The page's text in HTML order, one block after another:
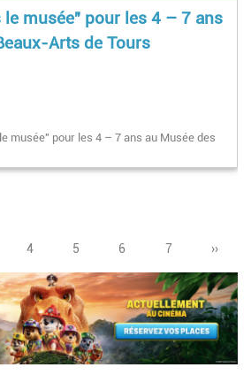
musée" pour les 4 – 7 ans
Arts de Tours
musée" pour les 4 – 7 ans au Musée des
Pagination
Page
4 Page
5 Page
6 Page
7
Page
››